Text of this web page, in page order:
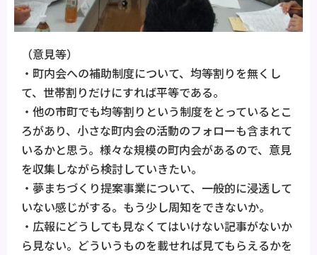
（意見等）
・町内会への補助制度について、均等割りを無くし
て、世帯割りだけにすれば平等である。
・他の市町でも均等割りという制度をとっているとこ
ろがあり、小さな町内会の活動のフォローも含まれて
いるかと思う。様々な規模の町内会があるので、意見
を収集しながら検討していきたい。
・夢まちづくり提案事業について、一般的に浸透して
いない感じがする。もう少し周知をできないか。
・広報にどうしても見なくてはいけない記事がないか
ら見ない。どういうものを載せれば見てもらえるかを